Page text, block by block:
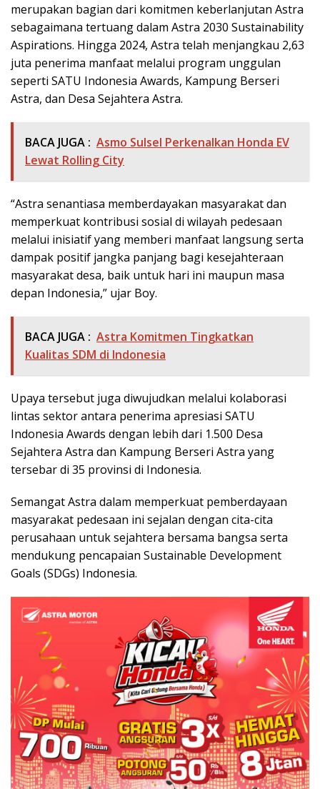
merupakan bagian dari komitmen keberlanjutan Astra
sebagaimana tertuang dalam Astra 2030 Sustainability
Aspirations. Hingga 2024, Astra telah menjangkau 2,63
juta penerima manfaat melalui program unggulan
seperti SATU Indonesia Awards, Kampung Berseri
Astra, dan Desa Sejahtera Astra.
BACA JUGA : Asmo Sulsel Perkenalkan Honda EV
Lewat Rolling City
“Astra senantiasa memberdayakan masyarakat dan
memperkuat kontribusi sosial di wilayah pedesaan
melalui inisiatif yang memberi manfaat langsung serta
dampak positif jangka panjang bagi kesejahteraan
masyarakat desa, baik untuk hari ini maupun masa
depan Indonesia,” ujar Boy.
BACA JUGA : Astra Komitmen Tingkatkan
Kualitas SDM di Indonesia
Upaya tersebut juga diwujudkan melalui kolaborasi
lintas sektor antara penerima apresiasi SATU
Indonesia Awards dengan lebih dari 1.500 Desa
Sejahtera Astra dan Kampung Berseri Astra yang
tersebar di 35 provinsi di Indonesia.
Semangat Astra dalam memperkuat pemberdayaan
masyarakat pedesaan ini sejalan dengan cita-cita
perusahaan untuk sejahtera bersama bangsa serta
mendukung pencapaian Sustainable Development
Goals (SDGs) Indonesia.